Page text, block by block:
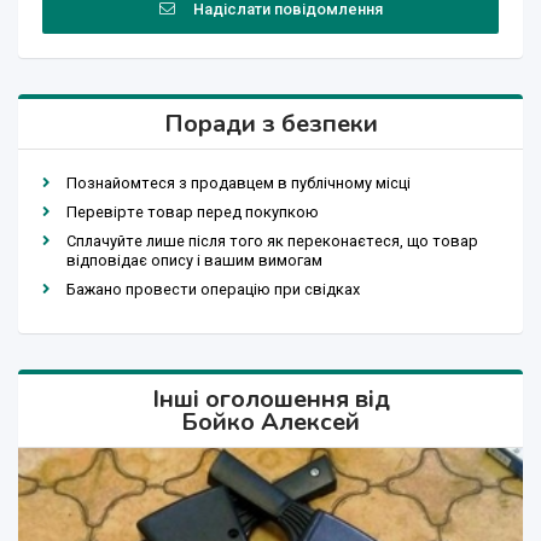
Надіслати повідомлення
Поради з безпеки
Познайомтеся з продавцем в публічному місці
Перевірте товар перед покупкою
Сплачуйте лише після того як переконаєтеся, що товар
відповідає опису і вашим вимогам
Бажано провести операцію при свідках
Інші оголошення від
Бойко Алексей